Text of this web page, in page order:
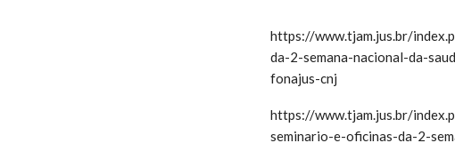
https://www.tjam.jus.br/
da-2-semana-nacional-da-
fonajus-cnj
https://www.tjam.jus.br/
seminario-e-oficinas-da-2-